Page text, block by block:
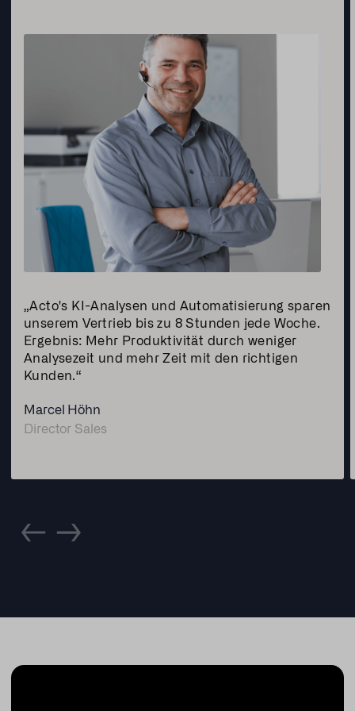
„Acto's KI-Analysen und Automatisierung sparen
unserem Vertrieb bis zu 8 Stunden jede Woche.
Ergebnis: Mehr Produktivität durch weniger
Analysezeit und mehr Zeit mit den richtigen
Kunden.“
Marcel Höhn
Director Sales